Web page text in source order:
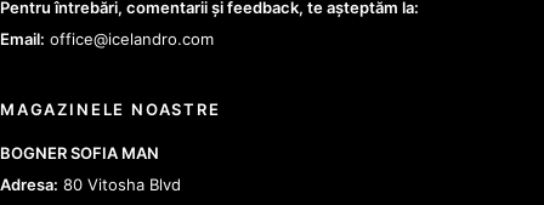
Pentru întrebări, comentarii și feedback, te așteptăm la:
Email: office@icelandro.com
MAGAZINELE NOASTRE
BOGNER SOFIA MAN
Adresa: 80 Vitosha Blvd